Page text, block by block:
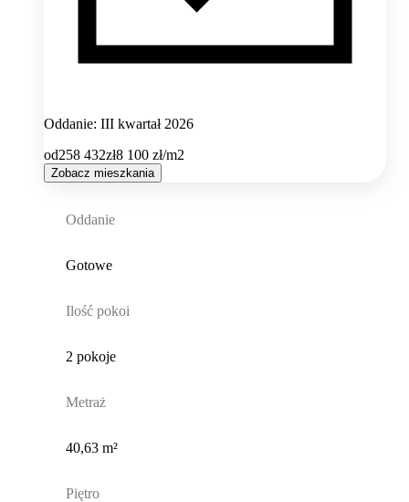
Oddanie: III kwartał 2026
od258 432zł8 100 zł/m2
Zobacz mieszkania
Oddanie
Gotowe
Ilość pokoi
2 pokoje
Metraż
40,63 m²
Piętro